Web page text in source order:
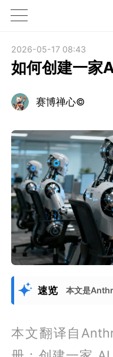
1X
2026-05-17 08:43
如何创建一家
赛博禅心©
速览 本文是
本文翻译自